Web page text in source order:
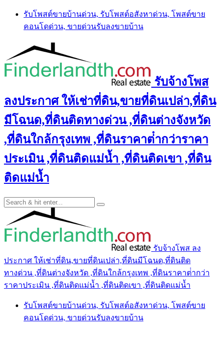
Skip
content
รับโพสต์ขายบ้านด่วน, รับโพสต์อสังหาด่วน, โพสต์ขาย
คอนโดด่วน, ขายด่วนรับลงขายบ้าน
รับจ้างโพส
ลงประกาศ ให้เช่าที่ดิน,ขายที่ดินเปล่า,ที่ดิน
มีโฉนด,ที่ดินติดทางด่วน ,ที่ดินต่างจังหวัด
,ที่ดินใกล้กรุงเทพ ,ที่ดินราคาต่ํากว่าราคา
ประเมิน ,ที่ดินติดแม่น้ำ ,ที่ดินติดเขา ,ที่ดิน
ติดแม่น้ำ
รับจ้างโพส ลง
ประกาศ ให้เช่าที่ดิน,ขายที่ดินเปล่า,ที่ดินมีโฉนด,ที่ดินติด
ทางด่วน ,ที่ดินต่างจังหวัด ,ที่ดินใกล้กรุงเทพ ,ที่ดินราคาต่ํากว่า
ราคาประเมิน ,ที่ดินติดแม่น้ำ ,ที่ดินติดเขา ,ที่ดินติดแม่น้ำ
รับโพสต์ขายบ้านด่วน, รับโพสต์อสังหาด่วน, โพสต์ขาย
คอนโดด่วน, ขายด่วนรับลงขายบ้าน